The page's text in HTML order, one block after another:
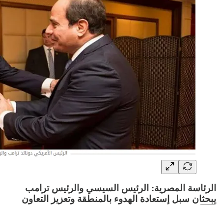
الرئاسة المصرية: الرئيس السيسي والرئيس ترامب
يبحثان سبل إستعادة الهدوء بالمنطقة وتعزيز التعاون